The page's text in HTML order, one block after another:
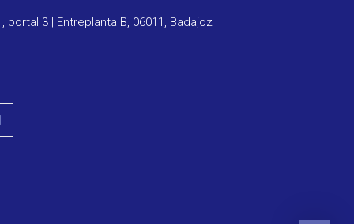
portal 3 | Entreplanta B, 06011, Badajoz